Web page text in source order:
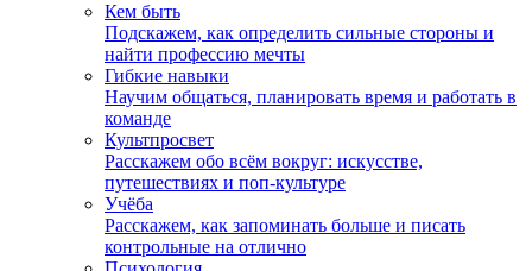
Кем быть
Подскажем, как определить сильные стороны и
найти профессию мечты
Гибкие навыки
Научим общаться, планировать время и работать в
команде
Культпросвет
Расскажем обо всём вокруг: искусстве,
путешествиях и поп-культуре
Учёба
Расскажем, как запоминать больше и писать
контрольные на отлично